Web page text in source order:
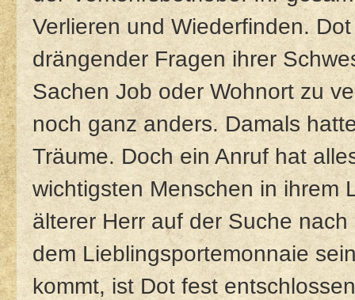
Verlieren und Wiederfinden.
drängender Fragen ihrer
Sachen Job oder Wohnort zu
noch ganz anders. Damals
Träume. Doch ein Anruf hat
wichtigsten Menschen in ihrem
älterer Herr auf der Suche
dem Lieblingsportemonnaie
kommt, ist Dot fest